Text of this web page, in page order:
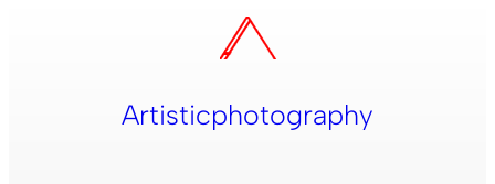
Artisticphotography